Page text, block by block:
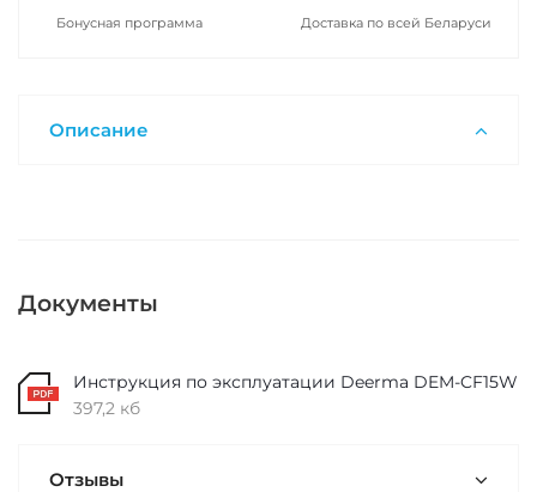
Бонусная программа Доставка по всей Беларуси
Описание
Документы
Инструкция по эксплуатации Deerma DEM-CF15W
397,2 кб
Отзывы